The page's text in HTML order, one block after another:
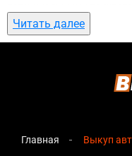
ожидание. С нами вы
Святошинский район,
авто без
Мгновенная оценка
Читать далее
Главная Выкуп